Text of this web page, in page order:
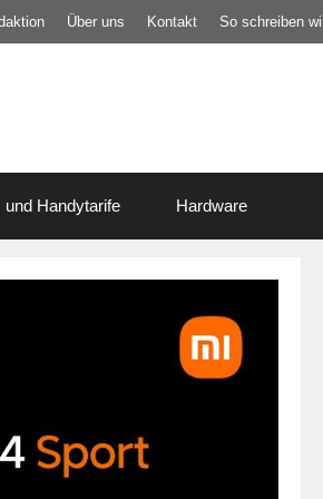
Über uns Kontakt So schreiben
und Handytarife Hardware